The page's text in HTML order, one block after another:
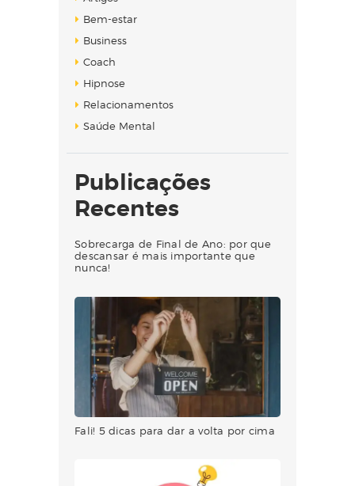
Bem-estar
Business
Coach
Hipnose
Relacionamentos
Saúde Mental
Publicações
Recentes
Sobrecarga de Final de Ano: por que
descansar é mais importante que
nunca!
Fali! 5 dicas para dar a volta por cima